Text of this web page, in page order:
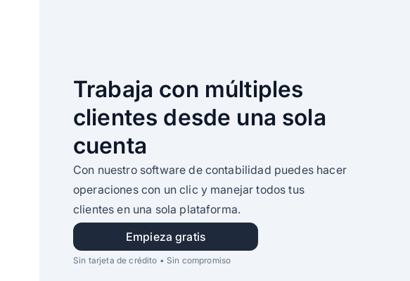
Trabaja con múltiples
clientes desde una sola
cuenta
Con nuestro software de contabilidad puedes hacer
operaciones con un clic y manejar todos tus
clientes en una sola plataforma.
Empieza gratis
Sin tarjeta de crédito • Sin compromiso